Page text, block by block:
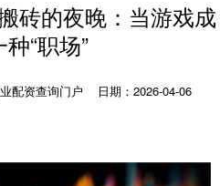
砖的夜晚：当游戏成
“职场”
配资查询门户
日期：2026-04-06